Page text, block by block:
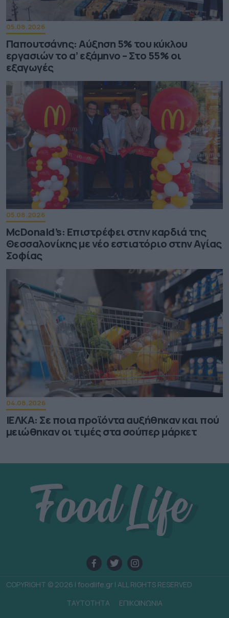
05.08.2026
Παπουτσάνης: Αύξηση 5% του κύκλου
εργασιών το α’ εξάμηνο – Στο 55% οι
εξαγωγές
05.08.2026
McDonald’s: Επιστρέφει στην καρδιά της
Θεσσαλονίκης με νέο εστιατόριο στην Αγίας
Σοφίας
04.08.2026
ΙΕΛΚΑ: Σε ποια προϊόντα αυξήθηκαν και πού
μειώθηκαν οι τιμές στα σούπερ μάρκετ
COPYRIGHT © 2026 | foodlife.gr | ALL RIGHTS RESERVED
TAYTOTHTA
ΕΠΙΚΟΙΝΩΝΙΑ